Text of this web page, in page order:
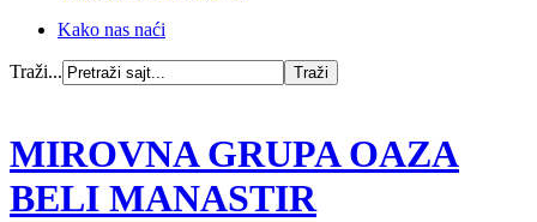
Kako nas naći
Traži...
MIROVNA GRUPA OAZA
BELI MANASTIR